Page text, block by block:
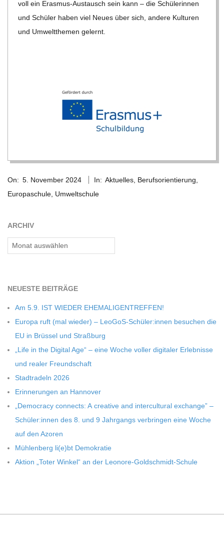
voll ein Eras­mus-Aus­tausch sein kann – die Schü­le­rin­nen
und Schü­ler haben viel Neues über sich, andere Kul­tu­ren
und Umwelt­the­men gelernt.
11-
05
On: 5. November 2024 In: Aktuelles Berufsorientierung
Europaschule Umweltschule
ARCHIV
Archiv
NEU­ESTE BEITRÄGE
Am 5.9. IST WIEDER EHEMALIGENTREFFEN!
Europa ruft (mal wie­der) – LeoGoS-Schüler:innen besu­chen die
EU in Brüs­sel und Straßburg
„Life in the Digi­tal Age“ – eine Woche vol­ler digi­ta­ler Erleb­nisse
und rea­ler Freundschaft
Stadt­ra­deln 2026
Erin­ne­run­gen an Hannover
„Demo­cracy con­nects: A crea­tive and inter­cul­tu­ral exch­ange” –
Schüler:innen des 8. und 9 Jahr­gangs ver­brin­gen eine Woche
auf den Azoren
Müh­len­berg li(e)bt Demokratie
Aktion „Toter Win­kel“ an der Leonore-Goldschmidt-Schule